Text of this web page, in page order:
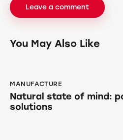
You May Also Like
MANUFACTURE
Natural state of mind:
solutions